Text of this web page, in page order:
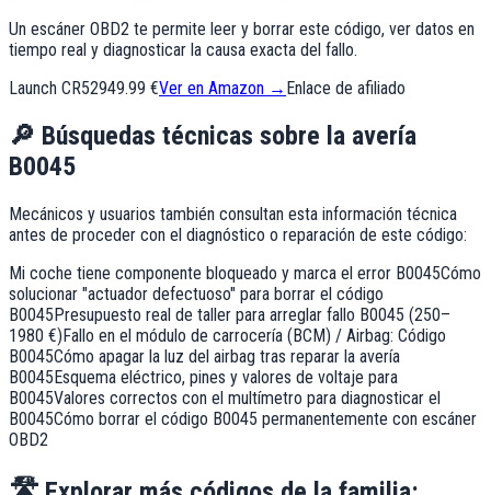
Un escáner OBD2 te permite leer y borrar este código, ver datos en
tiempo real y diagnosticar la causa exacta del fallo.
Launch CR52949.99 €Ver en Amazon → Enlace de afiliado
🔎 Búsquedas técnicas sobre la avería
B0045
Mecánicos y usuarios también consultan esta información técnica
antes de proceder con el diagnóstico o reparación de este código:
Mi coche tiene componente bloqueado y marca el error B0045Cómo
solucionar "actuador defectuoso" para borrar el código
B0045Presupuesto real de taller para arreglar fallo B0045 (250–
1980 €)Fallo en el módulo de carrocería (BCM) / Airbag: Código
B0045Cómo apagar la luz del airbag tras reparar la avería
B0045Esquema eléctrico, pines y valores de voltaje para
B0045Valores correctos con el multímetro para diagnosticar el
B0045Cómo borrar el código B0045 permanentemente con escáner
OBD2